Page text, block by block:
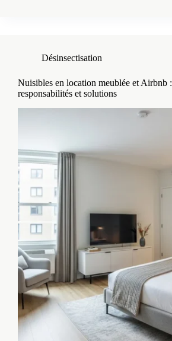
Désinsectisation
Nuisibles en location meublée et Airbnb :
responsabilités et solutions